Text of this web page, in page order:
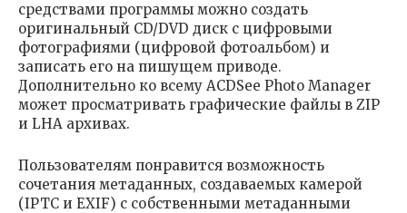
средствами программы можно создать
оригинальный CD/DVD диск с цифровыми
фотографиями (цифровой фотоальбом) и
записать его на пишущем приводе.
Дополнительно ко всему ACDSee Photo Manager
может просматривать графические файлы в ZIP
и LHA архивах.
Пользователям понравится возможность
сочетания метаданных, создаваемых камерой
(IPTC и EXIF) с собственными метаданными